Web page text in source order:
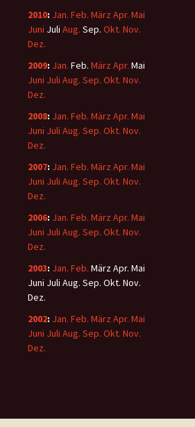
2010: Jan. Feb. März Apr. Mai
Juni Juli Aug. Sep. Okt. Nov.
Dez.
2009: Jan. Feb. März Apr. Mai
Juni Juli Aug. Sep. Okt. Nov.
Dez.
2008: Jan. Feb. März Apr. Mai
Juni Juli Aug. Sep. Okt. Nov.
Dez.
2007: Jan. Feb. März Apr. Mai
Juni Juli Aug. Sep. Okt. Nov.
Dez.
2006: Jan. Feb. März Apr. Mai
Juni Juli Aug. Sep. Okt. Nov.
Dez.
2003: Jan. Feb. MärzApr. Mai
Juni Juli Aug. Sep. Okt. Nov.
Dez.
2002: Jan. Feb. März Apr. Mai
Juni Juli Aug. Sep. Okt. Nov.
Dez.